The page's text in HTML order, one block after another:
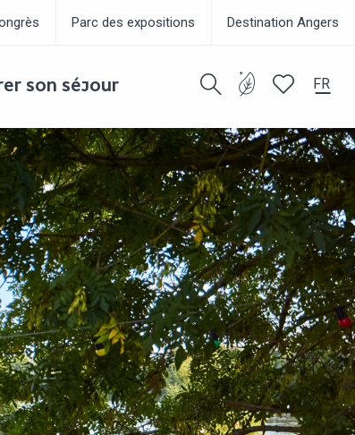
FR
Parc des expositions Destination Angers
SON SÉJOUR